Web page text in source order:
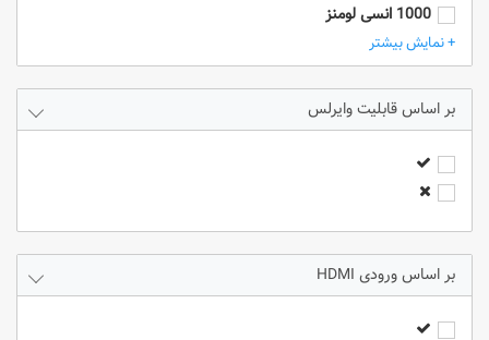
1000 انسی لومنز
2000 انسی لومنز
2500 انسی لومنز
3000 انسی لومنز
3200 انسی لومنز
3300 انسی لومنز
3600 انسی لومنز
4000 انسی لومنز
4500 انسی لومنز
5000 انسی لومنز
5500 انسی لومنز
+ نمایش بیشتر
قابلیت وایرلس
ورودی HDMI